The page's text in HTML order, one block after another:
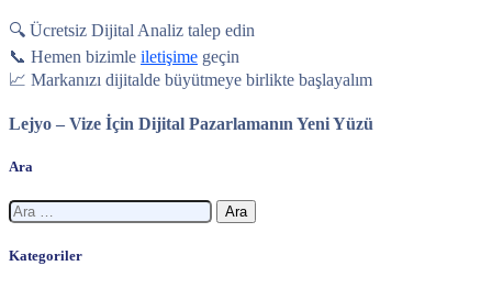
🔍 Ücretsiz Dijital Analiz talep edin
📞 Hemen bizimle iletişime geçin
📈 Markanızı dijitalde büyütmeye birlikte başlayalım
Lejyo – Vize İçin Dijital Pazarlamanın Yeni Yüzü
Ara
Arama:
Kategoriler